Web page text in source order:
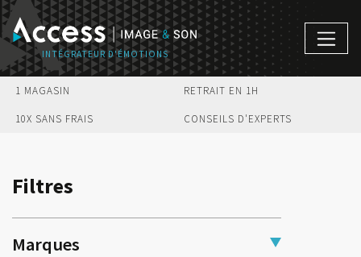
1 MAGASIN RETRAIT EN 1H
10X SANS FRAIS CONSEILS D'EXPERTS
Filtres
Marques